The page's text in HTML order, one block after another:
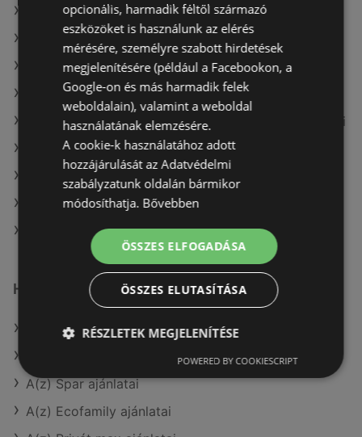
A(z) Reál ajánlatai
A(z) Príma ajánlatai
A(z) Chef Market aktuális akciós újságjai
A(z) Fressnapf-Hungária Kft. aktuális akciós újságjai
A(z) Penny-Market Kft. aktuális akciós újságjai
A(z) ALDI aktuális akciós újságjai
A(z) Privát aktuális akciós újságjai
A(z) Reál üzletei itt: Sopron-Fertődi
Hasonló kiskereskedők
A(z) COOP Szolnok Zrt. ajánlatai
A(z) Spar ajánlatai
A(z) Ecofamily ajánlatai
opcionális, harmadik féltől származó
eszközöket is használunk az elérés
mérésére, személyre szabott hirdetések
megjelenítésére (például a Facebookon, a
Google-on és más harmadik felek
weboldalain), valamint a weboldal
használatának elemzésére.
A cookie-k használatához adott
hozzájárulását az Adatvédelmi
szabályzatunk oldalán bármikor
módosíthatja. Bővebben
ÖSSZES ELFOGADÁSA
ÖSSZES ELUTASÍTÁSA
RÉSZLETEK MEGJELENÍTÉSE
POWERED BY COOKIESCRIPT